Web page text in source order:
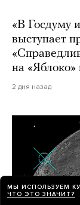
«В Госдуму
выступает
на «Яблоко»
2 дня назад
МЫ ИСПОЛЬЗУЕМ
ЧТО ЭТО ЗНАЧИТ?